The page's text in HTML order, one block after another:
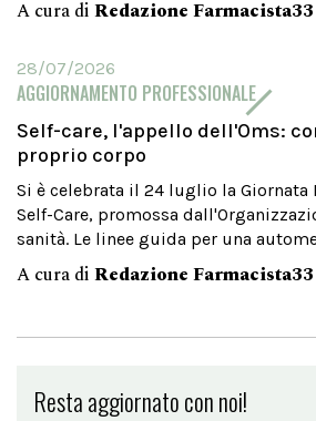
A cura di Redazione Farmacista33
28/07/2026
AGGIORNAMENTO PROFESSIONALE
Self-care, l'appello dell'Oms:
proprio corpo
Si è celebrata il 24 luglio la Giornata
Self-Care, promossa
sanità. Le linee guida per una
A cura di Redazione Farmacista33
Resta aggiornato con noi!